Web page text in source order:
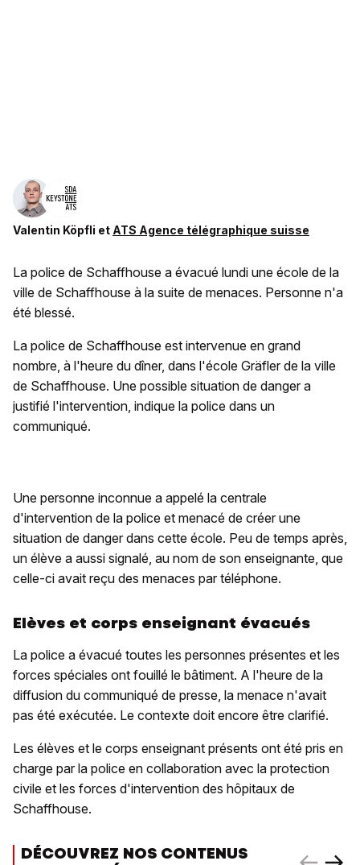
Valentin Köpfli et ATS Agence télégraphique suisse
La police de Schaffhouse a évacué lundi une école de la
ville de Schaffhouse à la suite de menaces. Personne n'a
été blessé.
La police de Schaffhouse est intervenue en grand
nombre, à l'heure du dîner, dans l'école Gräfler de la ville
de Schaffhouse. Une possible situation de danger a
justifié l'intervention, indique la police dans un
communiqué.
Une personne inconnue a appelé la centrale
d'intervention de la police et menacé de créer une
situation de danger dans cette école. Peu de temps après,
un élève a aussi signalé, au nom de son enseignante, que
celle-ci avait reçu des menaces par téléphone.
Elèves et corps enseignant évacués
La police a évacué toutes les personnes présentes et les
forces spéciales ont fouillé le bâtiment. A l'heure de la
diffusion du communiqué de presse, la menace n'avait
pas été exécutée. Le contexte doit encore être clarifié.
Les élèves et le corps enseignant présents ont été pris en
charge par la police en collaboration avec la protection
civile et les forces d'intervention des hôpitaux de
Schaffhouse.
DÉCOUVREZ NOS CONTENUS